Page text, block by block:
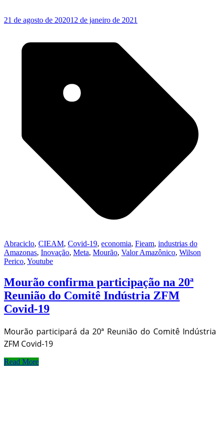
21 de agosto de 202012 de janeiro de 2021
Abraciclo, CIEAM, Covid-19, economia, Fieam, industrias do
Amazonas, Inovação, Meta, Mourão, Valor Amazônico, Wilson
Perico, Youtube
Mourão confirma participação na 20ª
Reunião do Comitê Indústria ZFM
Covid-19
Mourão participará da 20ª Reunião do Comitê Indústria
ZFM Covid-19
Read More